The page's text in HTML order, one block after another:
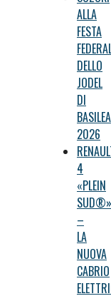
ALLA
FESTA
DELLO
JODEL
DI
BASILEA
2026
4
«PLEIN
SUD®»
–
LA
NUOVA
CABRIO